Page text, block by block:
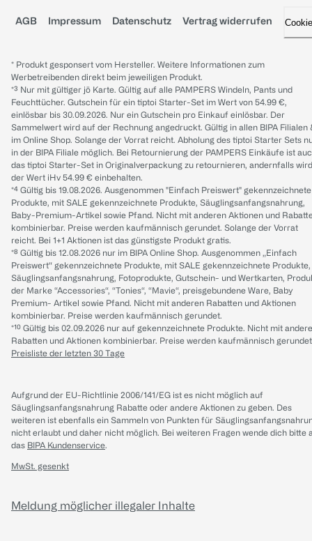
AGB Impressum Datenschutz Vertrag widerrufen
* Produkt gesponsert vom Hersteller. Weitere Informationen zum
Werbetreibenden direkt beim jeweiligen Produkt.
*³ Nur mit gültiger jö Karte. Gültig auf alle PAMPERS Windeln, Pants und
Feuchttücher. Gutschein für ein tiptoi Starter-Set im Wert von 54.99 €,
einlösbar bis 30.09.2026. Nur ein Gutschein pro Einkauf einlösbar. Der
Sammelwert wird auf der Rechnung angedruckt. Gültig in allen BIPA Filialen
im Online Shop. Solange der Vorrat reicht. Abholung des tiptoi Starter Sets
in der BIPA Filiale möglich. Bei Retournierung der PAMPERS Einkäufe ist
das tiptoi Starter-Set in Originalverpackung zu retournieren, andernfalls wird
der Wert iHv 54.99 € einbehalten.
*⁴ Gültig bis 19.08.2026. Ausgenommen "Einfach Preiswert" gekennzeichnete
Produkte, mit SALE gekennzeichnete Produkte, Säuglingsanfangsnahrung,
Baby-Premium-Artikel sowie Pfand. Nicht mit anderen Aktionen und
kombinierbar. Preise werden kaufmännisch gerundet. Solange der Vorrat
reicht. Bei 1+1 Aktionen ist das günstigste Produkt gratis.
*⁸ Gültig bis 12.08.2026 nur im BIPA Online Shop. Ausgenommen „Einfach
Preiswert“ gekennzeichnete Produkte, mit SALE gekennzeichnete Produkte,
Säuglingsanfangsnahrung, Fotoprodukte, Gutschein- und Wertkarten,
der Marke “Accessories“, “Tonies“, “Mavie“, preisgebundene Ware, Baby
Premium- Artikel sowie Pfand. Nicht mit anderen Rabatten und Aktionen
kombinierbar. Preise werden kaufmännisch gerundet.
*¹⁰ Gültig bis 02.09.2026 nur auf gekennzeichnete Produkte. Nicht mit
Rabatten und Aktionen kombinierbar. Preise werden kaufmännisch
Preisliste der letzten 30 Tage
Aufgrund der EU-Richtlinie 2006/141/EG ist es nicht möglich auf
Säuglingsanfangsnahrung Rabatte oder andere Aktionen zu geben. Des
weiteren ist ebenfalls ein Sammeln von Punkten für
nicht erlaubt und daher nicht möglich. Bei weiteren Fragen wende dich bitte
das BIPA Kundenservice.
MwSt. gesenkt
Meldung möglicher illegaler Inhalte